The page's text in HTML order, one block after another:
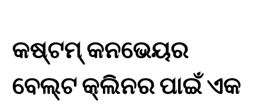
କଷ୍ଟମ୍ କନଭେୟର
ବେଲ୍ଟ କ୍ଲିନର ପାଇଁ ଏକ